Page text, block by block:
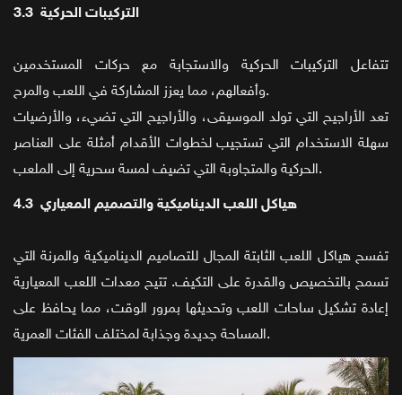
تتفاعل التركيبات الحركية والاستجابة مع حركات المستخدمين
وأفعالهم، مما يعزز المشاركة في اللعب والمرح.
تعد الأراجيح التي تولد الموسيقى، والأراجيح التي تضيء، والأرضيات
سهلة الاستخدام التي تستجيب لخطوات الأقدام أمثلة على العناصر
الحركية والمتجاوبة التي تضيف لمسة سحرية إلى الملعب.
4.3 هياكل اللعب الديناميكية والتصميم المعياري
تفسح هياكل اللعب الثابتة المجال للتصاميم الديناميكية والمرنة التي
تسمح بالتخصيص والقدرة على التكيف. تتيح معدات اللعب المعيارية
إعادة تشكيل ساحات اللعب وتحديثها بمرور الوقت، مما يحافظ على
المساحة جديدة وجذابة لمختلف الفئات العمرية.